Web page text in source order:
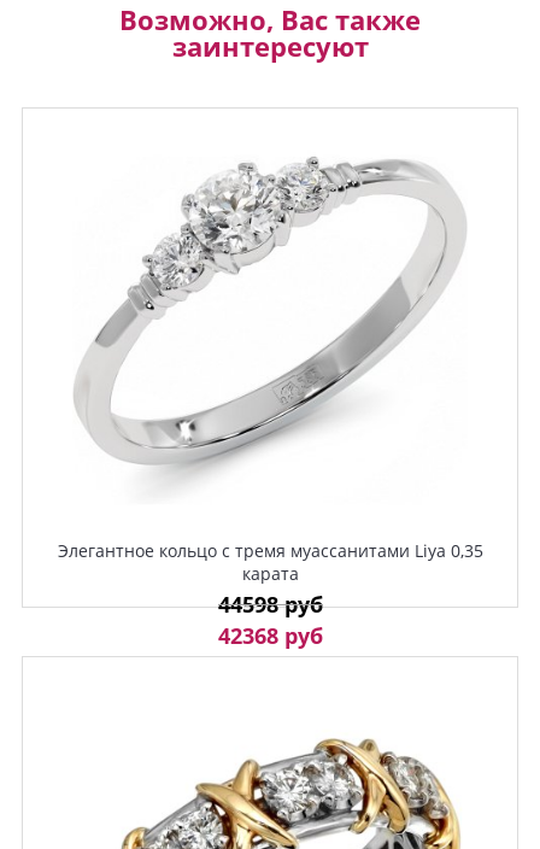
Возможно, Вас также
заинтересуют
Элегантное кольцо с тремя муассанитами Liya 0,35
карата
44598 руб
42368 руб